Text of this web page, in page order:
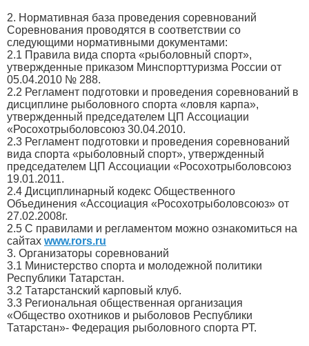
2. Нормативная база проведения соревнований
Соревнования проводятся в соответствии со
следующими нормативными документами:
2.1 Правила вида спорта «рыболовный спорт»,
утвержденные приказом Минспорттуризма России от
05.04.2010 № 288.
2.2 Регламент подготовки и проведения соревнований в
дисциплине рыболовного спорта «ловля карпа»,
утвержденный председателем ЦП Ассоциации
«Росохотрыболовсоюз 30.04.2010.
2.3 Регламент подготовки и проведения соревнований
вида спорта «рыболовный спорт», утвержденный
председателем ЦП Ассоциации «Росохотрыболовсоюз
19.01.2011.
2.4 Дисциплинарный кодекс Общественного
Объединения «Ассоциация «Росохотрыболовсоюз» от
27.02.2008г.
2.5 С правилами и регламентом можно ознакомиться на
сайтах www.rors.ru
3. Организаторы соревнований
3.1 Министерство спорта и молодежной политики
Республики Татарстан.
3.2 Татарстанский карповый клуб.
3.3 Региональная общественная организация
«Общество охотников и рыболовов Республики
Татарстан»- Федерация рыболовного спорта РТ.